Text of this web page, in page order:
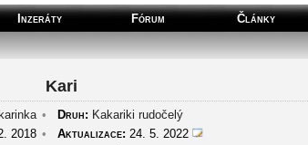
Inzeráty Fórum Články
Kari
• Druh: Kakariki rudočelý
2018 • Aktualizace: 24. 5. 2022